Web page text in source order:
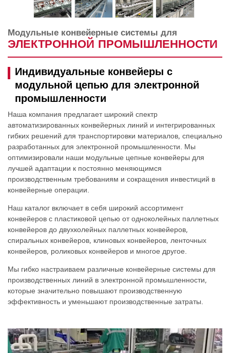
Модульные конвейерные системы для
ЭЛЕКТРОННОЙ ПРОМЫШЛЕННОСТИ
Индивидуальные конвейеры с
модульной цепью для электронной
промышленности
Наша компания предлагает широкий спектр
автоматизированных конвейерных линий и интегрированных
гибких решений для транспортировки материалов, специально
разработанных для электронной промышленности. Мы
оптимизировали наши модульные цепные конвейеры для
лучшей адаптации к постоянно меняющимся
производственным требованиям и сокращения инвестиций в
конвейерные операции.
Наш каталог включает в себя широкий ассортимент
конвейеров с пластиковой цепью от одноколейных паллетных
конвейеров до двухколейных паллетных конвейеров,
спиральных конвейеров, клиновых конвейеров, ленточных
конвейеров, роликовых конвейеров и многое другое.
Мы гибко настраиваем различные конвейерные системы для
производственных линий в электронной промышленности,
которые значительно повышают производственную
эффективность и уменьшают производственные затраты.